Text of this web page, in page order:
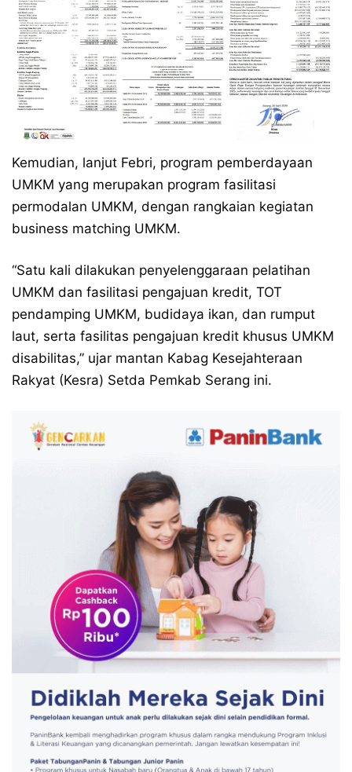
Kemudian, lanjut Febri, program pemberdayaan
UMKM yang merupakan program fasilitasi
permodalan UMKM, dengan rangkaian kegiatan
business matching UMKM.
“Satu kali dilakukan penyelenggaraan pelatihan
UMKM dan fasilitasi pengajuan kredit, TOT
pendamping UMKM, budidaya ikan, dan rumput
laut, serta fasilitas pengajuan kredit khusus UMKM
disabilitas,” ujar mantan Kabag Kesejahteraan
Rakyat (Kesra) Setda Pemkab Serang ini.